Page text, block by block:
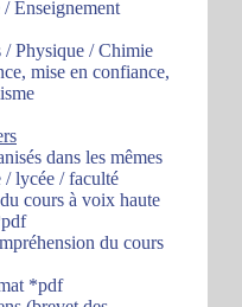
Enseignement
Physique / Chimie
mise en confiance,
dans les mêmes
/ lycée / faculté
cours à voix haute
du cours
*pdf